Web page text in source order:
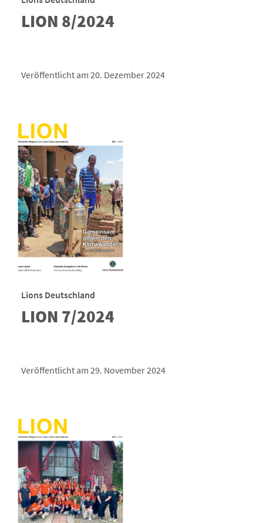
LION 8/2024
Veröffentlicht am 20. Dezember 2024
Lions Deutschland
LION 7/2024
Veröffentlicht am 29. November 2024